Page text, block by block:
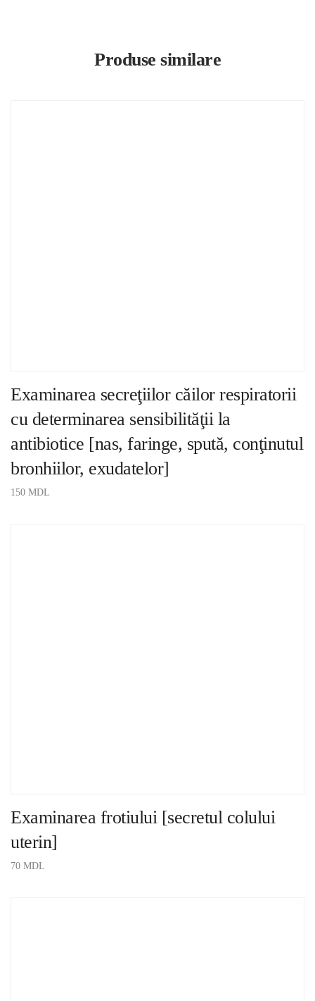
Produse similare
Examinarea secreţiilor căilor respiratorii
cu determinarea sensibilităţii la
antibiotice [nas, faringe, spută, conţinutul
bronhiilor, exudatelor]
150 MDL
Examinarea frotiului [secretul colului
uterin]
70 MDL